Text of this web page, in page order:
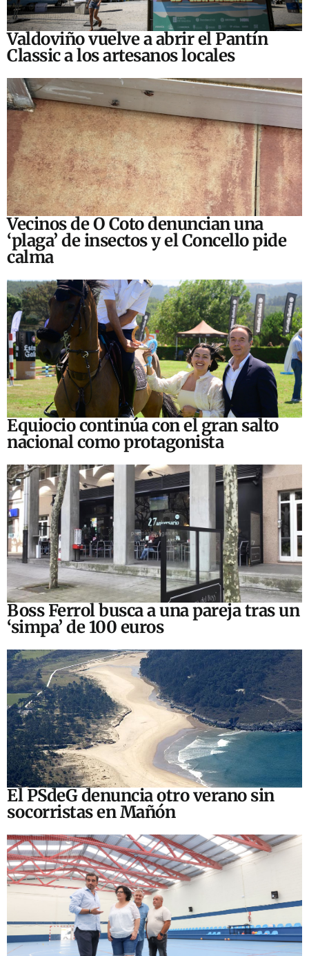
Valdoviño vuelve a abrir el Pantín
Classic a los artesanos locales
Vecinos de O Coto denuncian una
‘plaga’ de insectos y el Concello pide
calma
Equiocio continúa con el gran salto
nacional como protagonista
Boss Ferrol busca a una pareja tras un
‘simpa’ de 100 euros
El PSdeG denuncia otro verano sin
socorristas en Mañón